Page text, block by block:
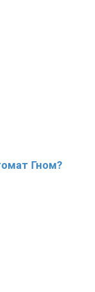
Гном?